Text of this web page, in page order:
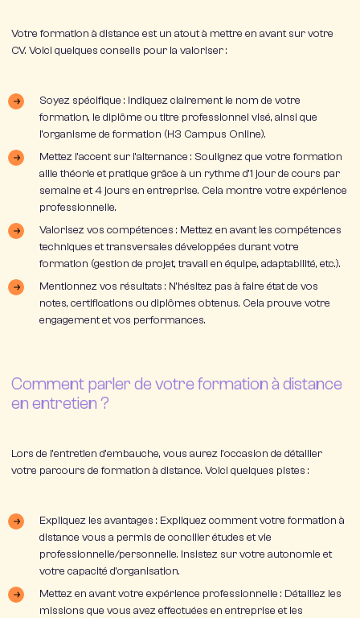
Votre formation à distance est un atout à mettre en avant sur votre
CV. Voici quelques conseils pour la valoriser :
Soyez spécifique : Indiquez clairement le nom de votre
formation, le diplôme ou titre professionnel visé, ainsi que
l’organisme de formation (H3 Campus Online).
Mettez l’accent sur l’alternance : Soulignez que votre formation
allie théorie et pratique grâce à un rythme d’1 jour de cours par
semaine et 4 jours en entreprise. Cela montre votre expérience
professionnelle.
Valorisez vos compétences : Mettez en avant les compétences
techniques et transversales développées durant votre
formation (gestion de projet, travail en équipe, adaptabilité, etc.).
Mentionnez vos résultats : N’hésitez pas à faire état de vos
notes, certifications ou diplômes obtenus. Cela prouve votre
engagement et vos performances.
Comment parler de votre formation à distance
en entretien ?
Lors de l’entretien d’embauche, vous aurez l’occasion de détailler
votre parcours de formation à distance. Voici quelques pistes :
Expliquez les avantages : Expliquez comment votre formation à
distance vous a permis de concilier études et vie
professionnelle/personnelle. Insistez sur votre autonomie et
votre capacité d’organisation.
Mettez en avant votre expérience professionnelle : Détaillez les
missions que vous avez effectuées en entreprise et les